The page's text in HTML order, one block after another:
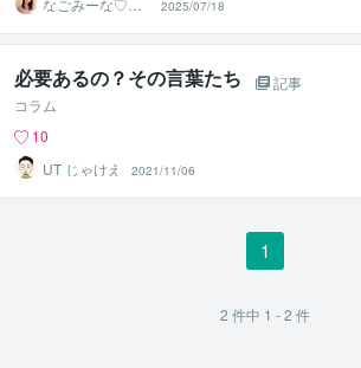
なごみーな♡癒
し系心のサポー
ター
2025/07/18
必要あるの？その言葉たち
記事
コラム
10
UT じゃけえ
2021/11/06
1
2 件中 1 - 2 件